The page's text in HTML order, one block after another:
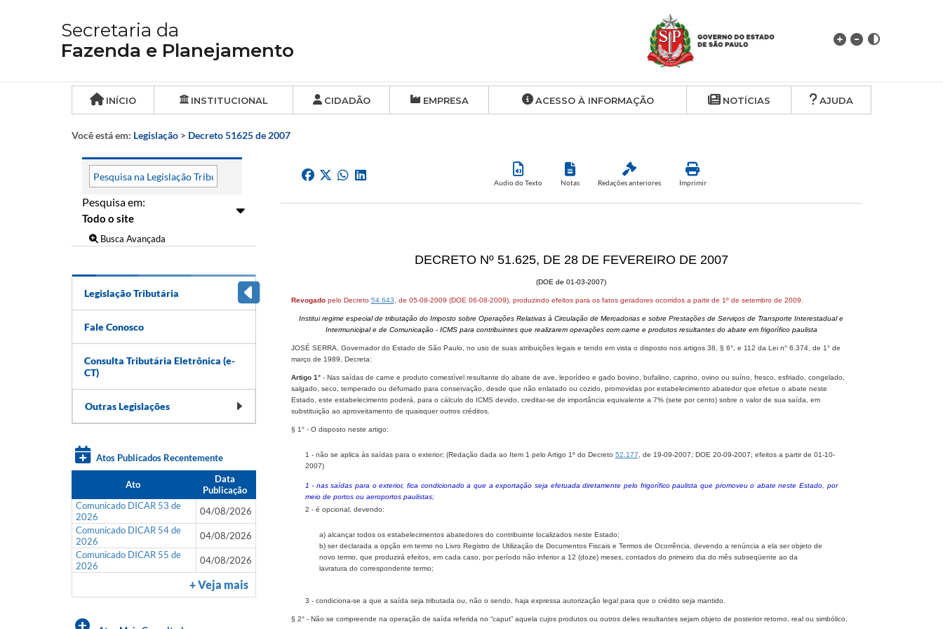
Secretaria da
Fazenda e Planejamento
INÍCIO INSTITUCIONAL CIDADÃO EMPRESA ACESSO À INFORMAÇÃO NOTÍCIAS AJUDA
Você está em: Legislação > Decreto 51625 de 2007
Pesquisa em:
Busca Avançada
Legislação Tributária
Fale Conosco
Consulta Tributária Eletrônica (e-
CT)
Outras Legislações
Atos Publicados Recentemente
Ato
Data
Publicação
Comunicado DICAR 53 de
2026
04/08/2026
Comunicado DICAR 54 de
2026
04/08/2026
Comunicado DICAR 55 de
2026
04/08/2026
+ Veja mais
Audio do Texto Notas Redações anteriores Imprimir
DECRETO Nº 51.625, DE 28 DE FEVEREIRO DE 2007
(DOE de 01-03-2007)
Revogadopelo Decreto 54.643 , de 05-08-2009 (DOE 06-08-2009), produzindo efeitos para os fatos geradores ocorridos a partir de 1º de setembro de 2009.
Institui regime especial de tributação do Imposto sobre Operações Relativas à Circulação de Mercadorias e sobre Prestações de Serviços de Transporte Interestadual e
Intermunicipal e de Comunicação - ICMS para contribuintes que realizarem operações com carne e produtos resultantes do abate em frigorífico paulista
JOSÉ SERRA, Governador do Estado de São Paulo, no uso de suas atribuições legais e tendo em vista o disposto nos artigos 38, § 6°, e 112 da Lei n° 6.374, de 1° de
março de 1989, Decreta:
Artigo 1°- Nas saídas de carne e produto comestível resultante do abate de ave, leporídeo e gado bovino, bufalino, caprino, ovino ou suíno, fresco, esfriado, congelado,
salgado, seco, temperado ou defumado para conservação, desde que não enlatado ou cozido, promovidas por estabelecimento abatedor que efetue o abate neste
Estado, este estabelecimento poderá, para o cálculo do ICMS devido, creditar-se de importância equivalente a 7% (sete por cento) sobre o valor de sua saída, em
substituição ao aproveitamento de quaisquer outros créditos.
§ 1° - O disposto neste artigo:
1 - não se aplica às saídas para o exterior; (Redação dada ao Item 1 pelo Artigo 1º do Decreto 52.177 , de 19-09-2007; DOE 20-09-2007; efeitos a partir de 01-10-
2007)
1 - nas saídas para o exterior, fica condicionado a que a exportação seja efetuada diretamente pelo frigorífico paulista que promoveu o abate neste Estado, por
meio de portos ou aeroportos paulistas;
2 - é opcional, devendo:
a) alcançar todos os estabelecimentos abatedores do contribuinte localizados neste Estado;
b) ser declarada a opção em termo no Livro Registro de Utilização de Documentos Fiscais e Termos de Ocorrência, devendo a renúncia a ela ser objeto de
novo termo, que produzirá efeitos, em cada caso, por período não inferior a 12 (doze) meses, contados do primeiro dia do mês subseqüente ao da
lavratura do correspondente termo;
3 - condiciona-se a que a saída seja tributada ou, não o sendo, haja expressa autorização legal para que o crédito seja mantido.
§ 2° - Não se compreende na operação de saída referida no “caput” aquela cujos produtos ou outros deles resultantes sejam objeto de posterior retorno, real ou simbólico.